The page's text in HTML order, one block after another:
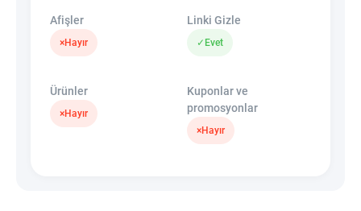
Afişler
×Hayır
Linki Gizle
✓ Evet
Ürünler
×Hayır
Kuponlar ve
promosyonlar
×Hayır